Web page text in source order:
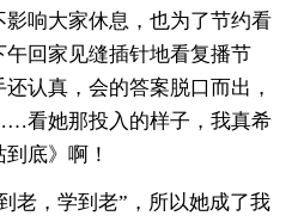
响大家休息，也为了节约看
回家见缝插针地看复播节
认真，会的答案脱口而出，
看她那投入的样子，我真希
底》啊！
，学到老”，所以她成了我